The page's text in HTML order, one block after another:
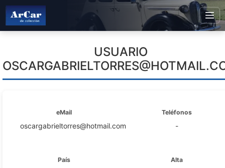
USUARIO
eMail
oscargabrieltorres@hotmail.com
Teléfonos
-
País Alta